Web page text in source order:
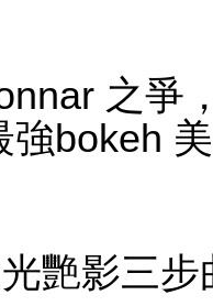
之爭
強bokeh
艷影三步